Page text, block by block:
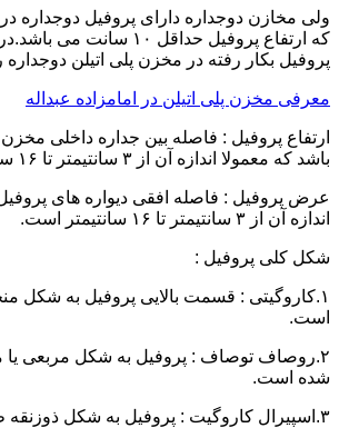
ولی مخازن دوجداره دارای پروفیل دوجداره
که ارتفاع پروفیل حداقل ۱۰
پروفیل بکار رفته در مخزن پلی اتیلن دوجداره
معرفی مخزن پلی اتیلن در امامزاده عبداله
ارتفاع پروفیل : فاصله بین جداره داخلی
باشد که معمولا اندازه آن از ۳ سانتیمتر تا ۱۶ سانتیمتر است.
عرض پروفیل : فاصله افقی دیواره های
اندازه آن از ۳ سانتیمتر تا ۱۶ سانتیمتر است.
شکل کلی پروفیل :
۱.کاروگیتی : قسمت بالایی پروفیل به شکل
است.
۲.روصاف توصاف : پروفیل به شکل مربعی
شده است.
۳.اسپیرال کاروگیت : پروفیل به شکل ذوزنقه طراحی شده است.